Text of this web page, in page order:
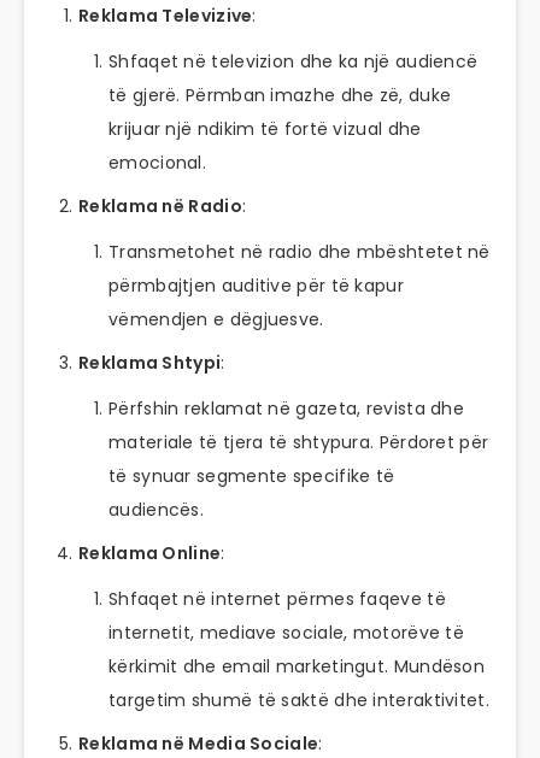
Reklama Televizive:
Shfaqet në televizion dhe ka një audiencë
të gjerë. Përmban imazhe dhe zë, duke
krijuar një ndikim të fortë vizual dhe
emocional.
Reklama në Radio:
Transmetohet në radio dhe mbështetet në
përmbajtjen auditive për të kapur
vëmendjen e dëgjuesve.
Reklama Shtypi:
Përfshin reklamat në gazeta, revista dhe
materiale të tjera të shtypura. Përdoret për
të synuar segmente specifike të
audiencës.
Reklama Online:
Shfaqet në internet përmes faqeve të
internetit, mediave sociale, motorëve të
kërkimit dhe email marketingut. Mundëson
targetim shumë të saktë dhe interaktivitet.
Reklama në Media Sociale: